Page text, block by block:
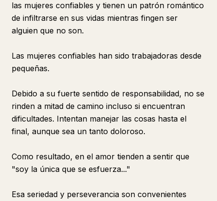
las mujeres confiables y tienen un patrón romántico
de infiltrarse en sus vidas mientras fingen ser
alguien que no son.
Las mujeres confiables han sido trabajadoras desde
pequeñas.
Debido a su fuerte sentido de responsabilidad, no se
rinden a mitad de camino incluso si encuentran
dificultades. Intentan manejar las cosas hasta el
final, aunque sea un tanto doloroso.
Como resultado, en el amor tienden a sentir que
"soy la única que se esfuerza..."
Esa seriedad y perseverancia son convenientes